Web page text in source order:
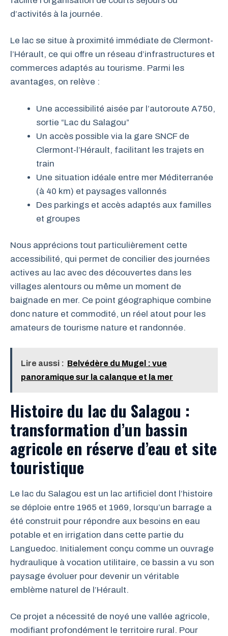
d’activités à la journée.
Le lac se situe à proximité immédiate de Clermont-
l’Hérault, ce qui offre un réseau d’infrastructures et
commerces adaptés au tourisme. Parmi les
avantages, on relève :
Une accessibilité aisée par l’autoroute A750,
sortie “Lac du Salagou”
Un accès possible via la gare SNCF de
Clermont-l’Hérault, facilitant les trajets en
train
Une situation idéale entre mer Méditerranée
(à 40 km) et paysages vallonnés
Des parkings et accès adaptés aux familles
et groupes
Nous apprécions tout particulièrement cette
accessibilité, qui permet de concilier des journées
actives au lac avec des découvertes dans les
villages alentours ou même un moment de
baignade en mer. Ce point géographique combine
donc nature et commodité, un réel atout pour les
amateurs de tourisme nature et randonnée.
Lire aussi : Belvédère du Mugel : vue
panoramique sur la calanque et la mer
Histoire du lac du Salagou :
transformation d’un bassin
agricole en réserve d’eau et site
touristique
Le lac du Salagou est un lac artificiel dont l’histoire
se déploie entre 1965 et 1969, lorsqu’un barrage a
été construit pour répondre aux besoins en eau
potable et en irrigation dans cette partie du
Languedoc. Initialement conçu comme un ouvrage
hydraulique à vocation utilitaire, ce bassin a vu son
paysage évoluer pour devenir un véritable
emblème naturel de l’Hérault.
Ce projet a nécessité de noyé une vallée agricole,
modifiant profondément le territoire rural. Pour